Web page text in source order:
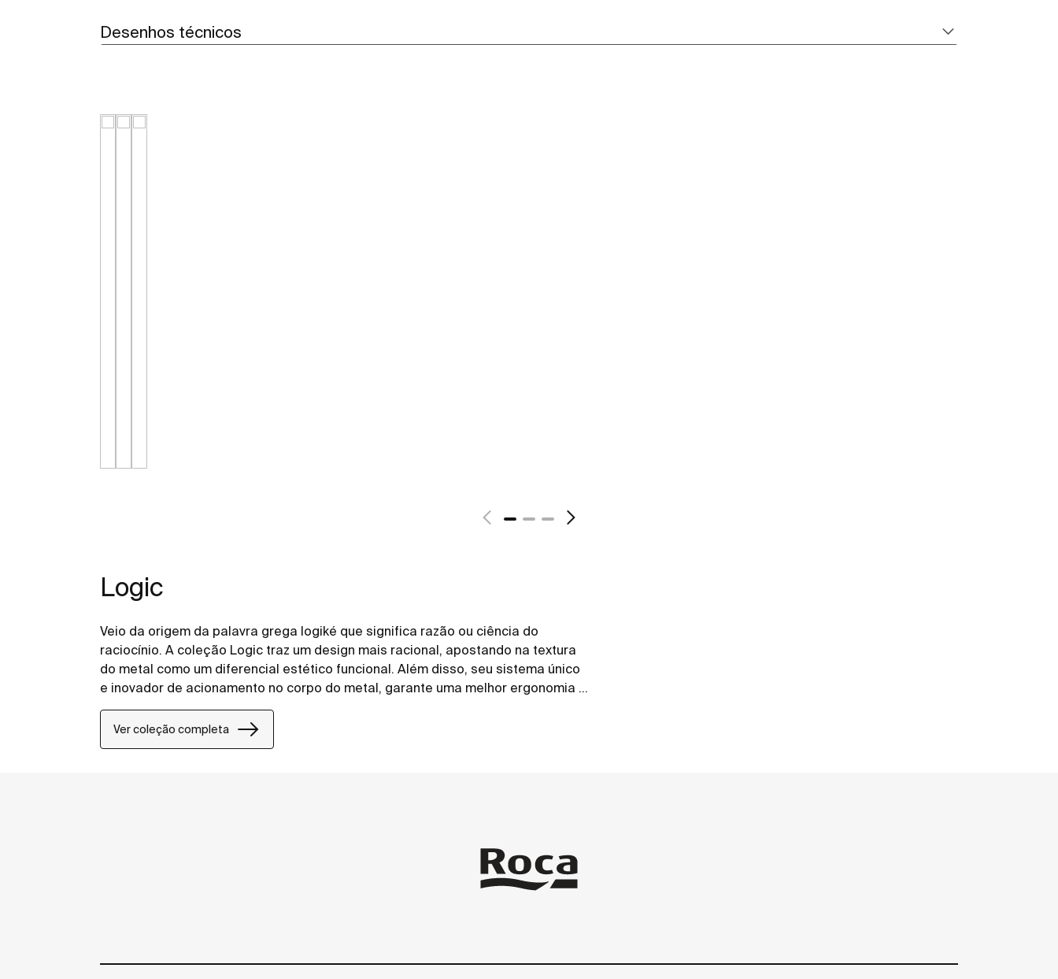
Desenhos técnicos
Logic
Veio da origem da palavra grega logiké que significa razão ou ciência do
raciocínio. A coleção Logic traz um design mais racional, apostando na textura
do metal como um diferencial estético funcional. Além disso, seu sistema único
e inovador de acionamento no corpo do metal, garante uma melhor ergonomia e
praticidade com um toque industrial. Seu visual contemporâneo traz flexibilidade
para qualquer projeto se adaptando a diversos estilos. Todos os produtos da
linha possuem arejadores embutidos. O que garante maior conforto na hora do
Ver coleção completa